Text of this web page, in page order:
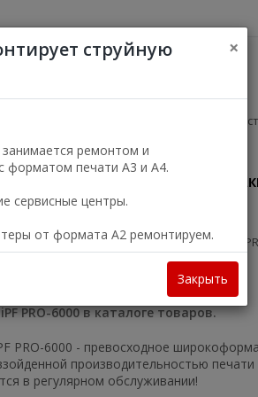
Пн—Пт 9:00—18:00
г. Москва, ул. Электродная, д. 11,
Плоттеры Плоттер Canon
PRO-6000
PRO-6000 в каталоге товаров.
PRO-6000 - превосходное
производительностью
в регулярном обслуживании!
струйную
×
ремонтом и
форматом печати А3 и А4.
сервисные центры.
от формата А2 ремонтируем.
Закрыть